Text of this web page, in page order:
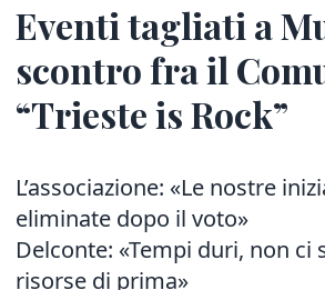
Eventi tagliati a
scontro fra il
“Trieste is Rock”
L’associazione: «Le nostre
eliminate dopo il voto»
Delconte: «Tempi duri, non ci
risorse di prima»